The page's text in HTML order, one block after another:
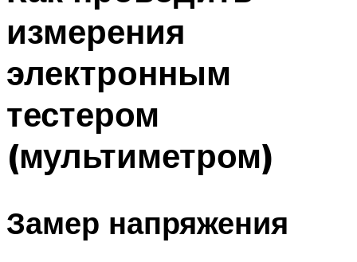
измерения
электронным
тестером
(мультиметром)
Замер напряжения